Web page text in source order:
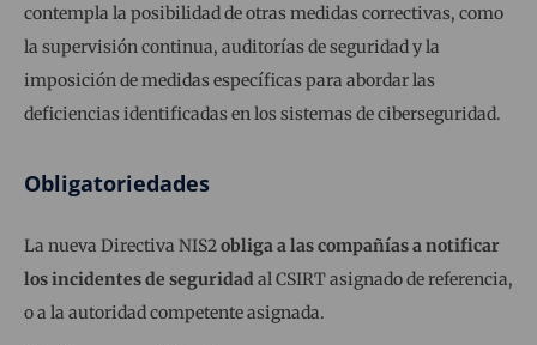
contempla la posibilidad de otras medidas correctivas, como
la supervisión continua, auditorías de seguridad y la
imposición de medidas específicas para abordar las
deficiencias identificadas en los sistemas de ciberseguridad.
Obligatoriedades
La nueva Directiva NIS2obliga a las compañías a notificar
los incidentes de seguridadal CSIRT asignado de referencia,
o a la autoridad competente asignada.